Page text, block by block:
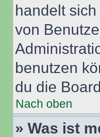
handelt
von
benutzen
du die
Nach oben
» Was ist